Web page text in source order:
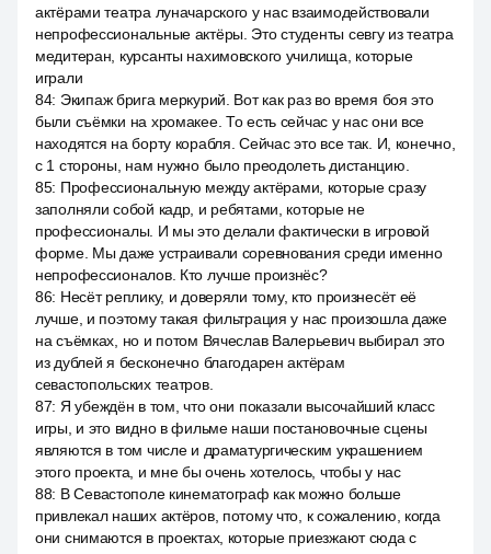
актёрами театра луначарского у нас взаимодействовали
непрофессиональные актёры. Это студенты севгу из театра
медитеран, курсанты нахимовского училища, которые
играли
84: Экипаж брига меркурий. Вот как раз во время боя это
были съёмки на хромакее. То есть сейчас у нас они все
находятся на борту корабля. Сейчас это все так. И, конечно,
с 1 стороны, нам нужно было преодолеть дистанцию.
85: Профессиональную между актёрами, которые сразу
заполняли собой кадр, и ребятами, которые не
профессионалы. И мы это делали фактически в игровой
форме. Мы даже устраивали соревнования среди именно
непрофессионалов. Кто лучше произнёс?
86: Несёт реплику, и доверяли тому, кто произнесёт её
лучше, и поэтому такая фильтрация у нас произошла даже
на съёмках, но и потом Вячеслав Валерьевич выбирал это
из дублей я бесконечно благодарен актёрам
севастопольских театров.
87: Я убеждён в том, что они показали высочайший класс
игры, и это видно в фильме наши постановочные сцены
являются в том числе и драматургическим украшением
этого проекта, и мне бы очень хотелось, чтобы у нас
88: В Севастополе кинематограф как можно больше
привлекал наших актёров, потому что, к сожалению, когда
они снимаются в проектах, которые приезжают сюда с